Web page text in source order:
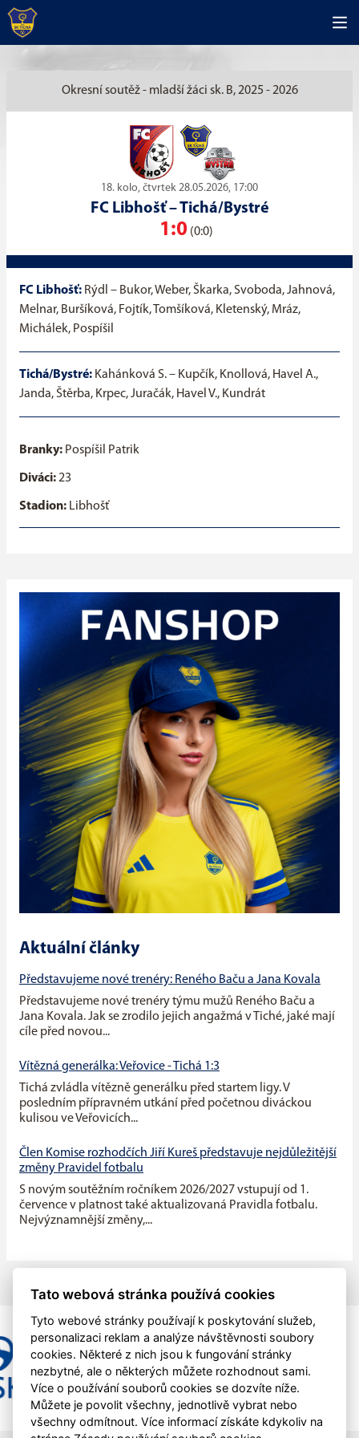
Okresní soutěž - mladší žáci sk. B, 2025 - 2026
18. kolo, čtvrtek 28.05.2026, 17:00
FC Libhošť–Tichá/Bystré
1:0 (0:0)
FC Libhošť: Rýdl – Bukor, Weber, Škarka, Svoboda, Jahnová,
Melnar, Buršíková, Fojtík, Tomšíková, Kletenský, Mráz,
Michálek, Pospíšil
Tichá/Bystré: Kahánková S. – Kupčík, Knollová, Havel A.,
Janda, Štěrba, Krpec, Juračák, Havel V., Kundrát
Branky: Pospíšil Patrik
Diváci:23
Stadion: Libhošť
Aktuální články
Představujeme nové trenéry: Reného Baču a Jana Kovala
Představujeme nové trenéry týmu mužů Reného Baču a
Jana Kovala. Jak se zrodilo jejich angažmá v Tiché, jaké mají
cíle před novou...
Vítězná generálka: Veřovice - Tichá 1:3
Tichá zvládla vítězně generálku před startem ligy. V
posledním přípravném utkání před početnou diváckou
kulisou ve Veřovicích...
Člen Komise rozhodčích Jiří Kureš představuje nejdůležitější
změny Pravidel fotbalu
S novým soutěžním ročníkem 2026/2027 vstupují od 1.
července v platnost také aktualizovaná Pravidla fotbalu.
Nejvýznamnější změny,...
Tato webová stránka používá cookies
Tyto webové stránky používají k poskytování služeb,
personalizaci reklam a analýze návštěvnosti soubory
cookies. Některé z nich jsou k fungování stránky
nezbytné, ale o některých můžete rozhodnout sami.
Více o používání souborů cookies se dozvíte níže.
Můžete je povolit všechny, jednotlivě vybrat nebo
všechny odmítnout. Více informací získáte kdykoliv na